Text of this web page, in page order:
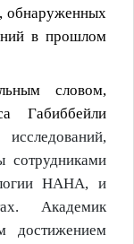
обнаруженных
в прошлом
словом,
Габиббейли
сотрудниками
НАНА, и
Академик
достижением